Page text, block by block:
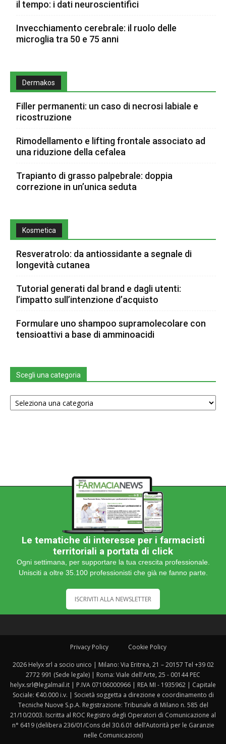
il tempo: i dati neuroscientifici
Invecchiamento cerebrale: il ruolo delle
microglia tra 50 e 75 anni
Dermakos
Filler permanenti: un caso di necrosi labiale e
ricostruzione
Rimodellamento e lifting frontale associato ad
una riduzione della cefalea
Trapianto di grasso palpebrale: doppia
correzione in un’unica seduta
Kosmetica
Resveratrolo: da antiossidante a segnale di
longevità cutanea
Tutorial generati dal brand e dagli utenti:
l’impatto sull’intenzione d’acquisto
Formulare uno shampoo supramolecolare con
tensioattivi a base di amminoacidi
Scegli una categoria
Scegli
una
Le tematiche di interesse per i farmacisti
territoriali a portata di click
Ogni settimana, per supportare la tua crescita professionale.
Unisciti a oltre 35.100 professionisti che già ne fanno parte.
ISCRIVITI ALLA NEWSLETTER
Privacy Policy Cookie Policy
2026 Helyx srl a socio unico | Milano: Via Eritrea, 21 – 20157 Tel +39 02
2772 991 (Sede legale) | Roma: Viale dell'Arte, 25 - 00144 PEC
helyx.srl@legalmail.it | P.IVA 07106000966 | REA MI - 1935962 | Capitale
Sociale: €40.000 i.v. | Società soggetta a direzione e coordinamento di
Tecniche Nuove S.p.A. Registrazione: Tribunale di Milano n. 585 del
21/10/2003. Iscritta al ROC Registro degli Operatori di Comunicazione al
n° 6419 (delibera 236/01/Cons del 30.6.01 dell’Autorità per le Garanzie
nelle Comunicazioni)